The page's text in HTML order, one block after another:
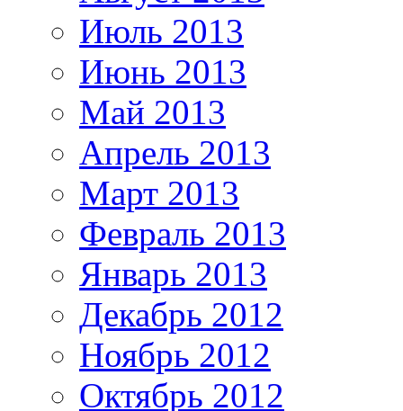
Июль 2013
Июнь 2013
Май 2013
Апрель 2013
Март 2013
Февраль 2013
Январь 2013
Декабрь 2012
Ноябрь 2012
Октябрь 2012